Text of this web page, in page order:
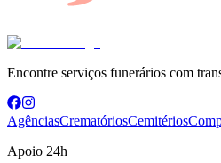
Encontre serviços funerários com
AgênciasCrematóriosCemitérios
Apoio 24h